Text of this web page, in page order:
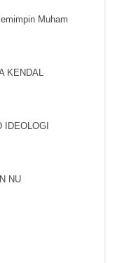
Muham
KENDAL
IDEOLOGI
NU